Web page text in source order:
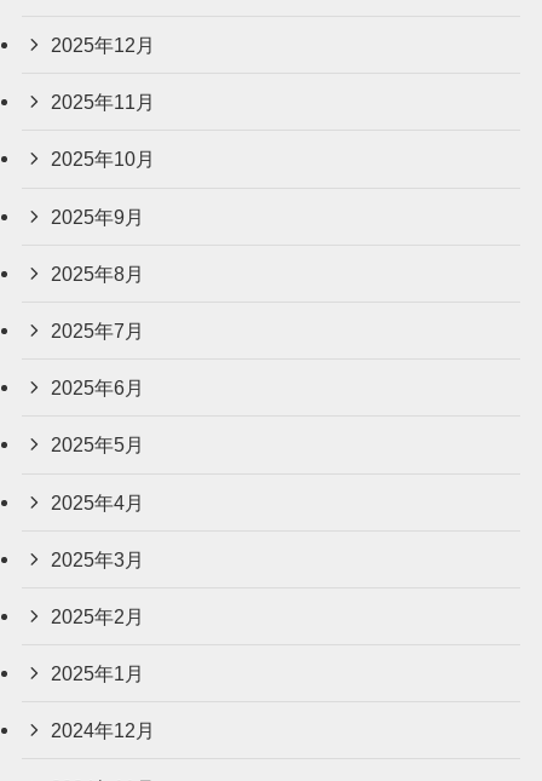
2025年12月
2025年11月
2025年10月
2025年9月
2025年8月
2025年7月
2025年6月
2025年5月
2025年4月
2025年3月
2025年2月
2025年1月
2024年12月